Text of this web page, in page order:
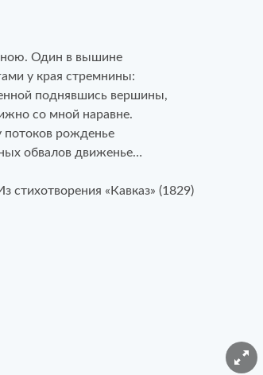
Один в вышине
у края стремнины:
поднявшись вершины,
со мной наравне.
потоков рожденье
обвалов движенье…
стихотворения «Кавказ» (1829)